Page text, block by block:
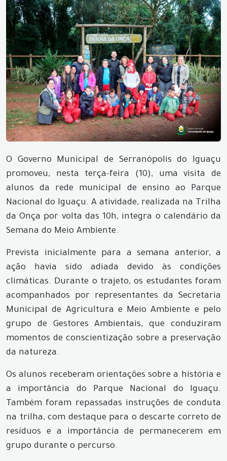
O Governo Municipal de Serranópolis do Iguaçu
promoveu, nesta terça-feira (10), uma visita de
alunos da rede municipal de ensino ao Parque
Nacional do Iguaçu. A atividade, realizada na Trilha
da Onça por volta das 10h, integra o calendário da
Semana do Meio Ambiente.
Prevista inicialmente para a semana anterior, a
ação havia sido adiada devido às condições
climáticas. Durante o trajeto, os estudantes foram
acompanhados por representantes da Secretaria
Municipal de Agricultura e Meio Ambiente e pelo
grupo de Gestores Ambientais, que conduziram
momentos de conscientização sobre a preservação
da natureza.
Os alunos receberam orientações sobre a história e
a importância do Parque Nacional do Iguaçu.
Também foram repassadas instruções de conduta
na trilha, com destaque para o descarte correto de
resíduos e a importância de permanecerem em
grupo durante o percurso.